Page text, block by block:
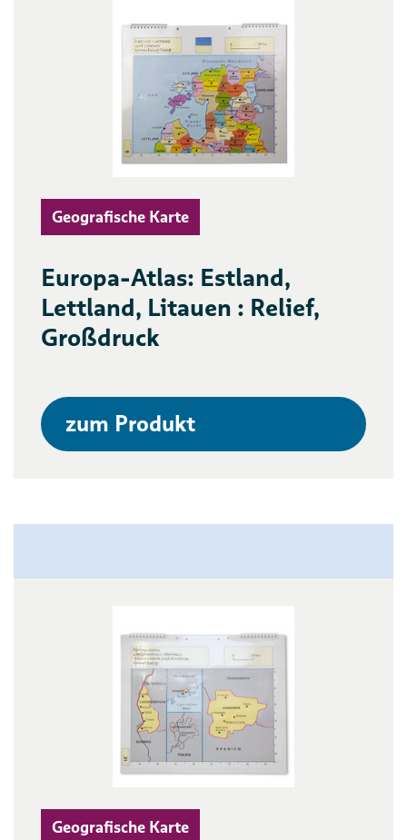
Geografische Karte
Europa-Atlas: Estland,
Lettland, Litauen : Relief,
Großdruck
zum Produkt
Geografische Karte